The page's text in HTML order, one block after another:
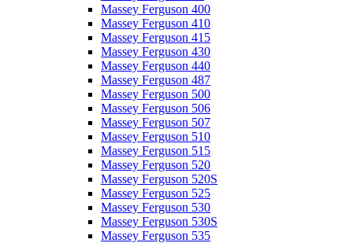
Massey Ferguson 400
Massey Ferguson 410
Massey Ferguson 415
Massey Ferguson 430
Massey Ferguson 440
Massey Ferguson 487
Massey Ferguson 500
Massey Ferguson 506
Massey Ferguson 507
Massey Ferguson 510
Massey Ferguson 515
Massey Ferguson 520
Massey Ferguson 520S
Massey Ferguson 525
Massey Ferguson 530
Massey Ferguson 530S
Massey Ferguson 535